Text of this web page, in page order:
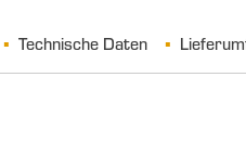
Technische Daten